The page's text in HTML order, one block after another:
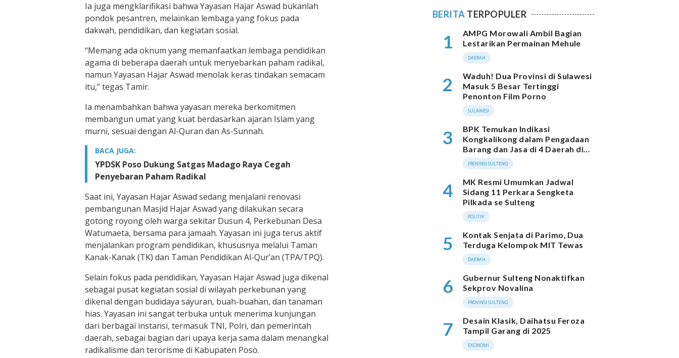
Ia juga mengklarifikasi bahwa Yayasan Hajar Aswad bukanlah
pondok pesantren, melainkan lembaga yang fokus pada
dakwah, pendidikan, dan kegiatan sosial.
“Memang ada oknum yang memanfaatkan lembaga pendidikan
agama di beberapa daerah untuk menyebarkan paham radikal,
namun Yayasan Hajar Aswad menolak keras tindakan semacam
itu,” tegas Tamir.
Ia menambahkan bahwa yayasan mereka berkomitmen
membangun umat yang kuat berdasarkan ajaran Islam yang
murni, sesuai dengan Al-Quran dan As-Sunnah.
BACA JUGA:
YPDSK Poso Dukung Satgas Madago Raya Cegah
Penyebaran Paham Radikal
Saat ini, Yayasan Hajar Aswad sedang menjalani renovasi
pembangunan Masjid Hajar Aswad yang dilakukan secara
gotong royong oleh warga sekitar Dusun 4, Perkebunan Desa
Watumaeta, bersama para jamaah. Yayasan ini juga terus aktif
menjalankan program pendidikan, khususnya melalui Taman
Kanak-Kanak (TK) dan Taman Pendidikan Al-Qur’an (TPA/TPQ).
Selain fokus pada pendidikan, Yayasan Hajar Aswad juga dikenal
sebagai pusat kegiatan sosial di wilayah perkebunan yang
dikenal dengan budidaya sayuran, buah-buahan, dan tanaman
hias. Yayasan ini sangat terbuka untuk menerima kunjungan
dari berbagai instansi, termasuk TNI, Polri, dan pemerintah
daerah, sebagai bagian dari upaya kerja sama dalam menangkal
radikalisme dan terorisme di Kabupaten Poso.
BERITA TERPOPULER
1
AMPG Morowali Ambil Bagian
Lestarikan Permainan Mehule
DAERAH
2
Waduh! Dua Provinsi di Sulawesi
Masuk 5 Besar Tertinggi
Penonton Film Porno
SULAWESI
3
BPK Temukan Indikasi
Kongkalikong dalam Pengadaan
Barang dan Jasa di 4 Daerah di
Sulteng
PROVINSI SULTENG
4
MK Resmi Umumkan Jadwal
Sidang 11 Perkara Sengketa
Pilkada se Sulteng
POLITIK
5
Kontak Senjata di Parimo, Dua
Terduga Kelompok MIT Tewas
DAERAH
6
Gubernur Sulteng Nonaktifkan
Sekprov Novalina
PROVINSI SULTENG
7
Desain Klasik, Daihatsu Feroza
Tampil Garang di 2025
EKONOMI